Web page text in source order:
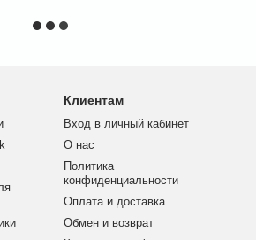
Клиентам
Вход в личный кабинет
О нас
Политика
конфиденциальности
Оплата и доставка
Обмен и возврат